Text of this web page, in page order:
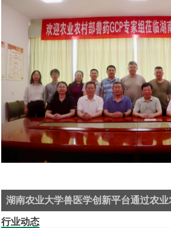
湖南农业大学兽医学创新平台通过农业
行业动态